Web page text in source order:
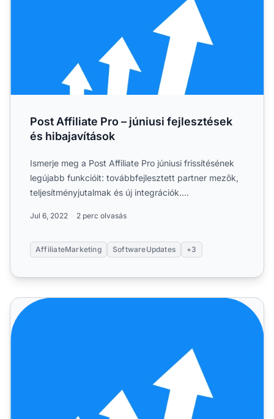
Post Affiliate Pro – júniusi fejlesztések
és hibajavítások
Ismerje meg a Post Affiliate Pro júniusi frissítésének
legújabb funkcióit: továbbfejlesztett partner mezők,
teljesítményjutalmak és új integrációk....
Jul 6, 2022 2 perc olvasás
AffiliateMarketing SoftwareUpdates +3
Post Affiliate Pro – fejlesztések és hibajavítások 2023